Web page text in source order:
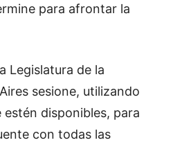
para afrontar la
de la
sesione, utilizando
disponibles, para
con todas las